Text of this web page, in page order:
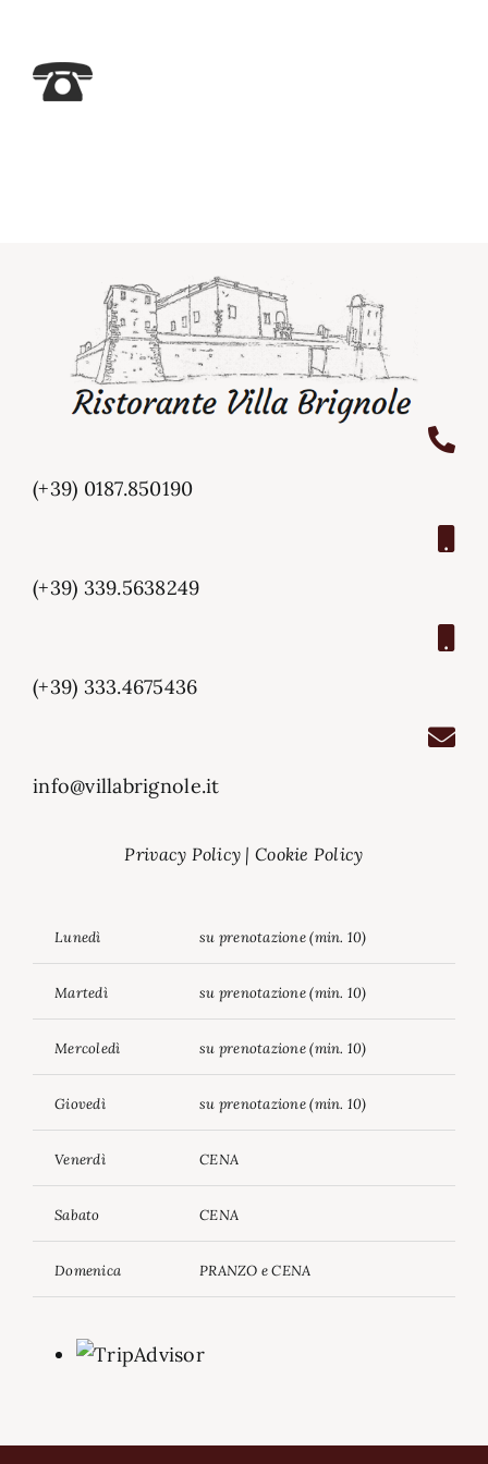
Contatti
(+39) 0187.850190
(+39) 339.5638249
(+39) 333.4675436
info@villabrignole.it
Privacy Policy |Cookie Policy
Lunedì su prenotazione (min. 10)
Martedì su prenotazione (min. 10)
Mercoledì su prenotazione (min. 10)
Giovedì su prenotazione (min. 10)
Venerdì CENA
Sabato CENA
Domenica PRANZO e CENA